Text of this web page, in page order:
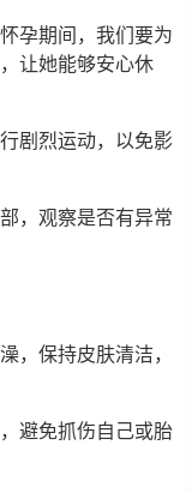
孕期间，我们要为
让她能够安心休
剧烈运动，以免影
，观察是否有异常
，保持皮肤清洁，
避免抓伤自己或胎